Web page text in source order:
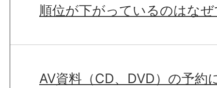
順位が下がっているのはな
AV資料（CD、DVD）の予約